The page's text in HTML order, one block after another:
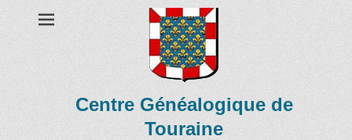
Centre Généalogique de
Touraine